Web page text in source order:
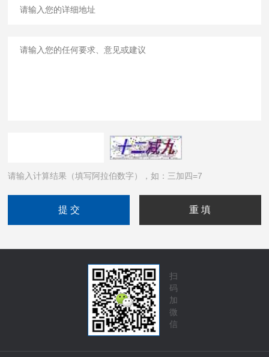
请输入计算结果（填写阿拉伯数字），如：三加四=7
扫
码
加
微
信